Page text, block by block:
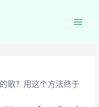
歌？用这个方法终于